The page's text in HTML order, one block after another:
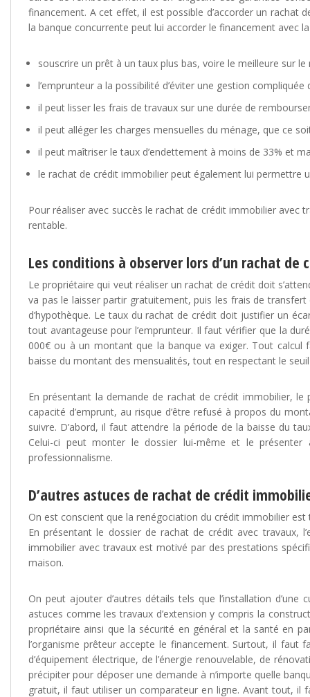
financement. A cet effet, il est possible d’accorder un rachat
la banque concurrente peut lui accorder le financement avec
souscrire un prêt à un taux plus bas, voire le meilleure sur
l’emprunteur a la possibilité d’éviter une gestion
il peut lisser les frais de travaux sur une durée de
il peut alléger les charges mensuelles du ménage, que ce
il peut maîtriser le taux d’endettement à moins de 33% et
le rachat de crédit immobilier peut également lui permettre
Pour réaliser avec succès le rachat de crédit immobilier avec
rentable.
Les conditions à observer lors d’un rachat de
Le propriétaire qui veut réaliser un rachat de crédit doit
va pas le laisser partir gratuitement, puis les frais de
d’hypothèque. Le taux du rachat de crédit doit justifier un
tout avantageuse pour l’emprunteur. Il faut vérifier que la
000€ ou à un montant que la banque va exiger. Tout calcul
baisse du montant des mensualités, tout en respectant le
En présentant la demande de rachat de crédit immobilier,
capacité d’emprunt, au risque d’être refusé à propos du
suivre. D’abord, il faut attendre la période de la baisse du
Celui-ci peut monter le dossier lui-même et le
professionnalisme.
D’autres astuces de rachat de crédit
On est conscient que la renégociation du crédit immobilier
En présentant le dossier de rachat de crédit avec travaux,
immobilier avec travaux est motivé par des prestations
maison.
On peut ajouter d’autres détails tels que l’installation
astuces comme les travaux d’extension y compris la
propriétaire ainsi que la sécurité en général et la santé en
l’organisme prêteur accepte le financement. Surtout, il
d’équipement électrique, de l’énergie renouvelable, de
précipiter pour déposer une demande à n’importe quelle
gratuit, il faut utiliser un comparateur en ligne. Avant tout, il